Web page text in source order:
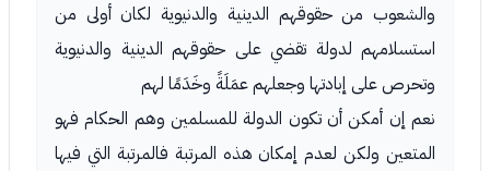
والشعوب من حقوقهم الدينية والدنيوية لكان أولى من
استسلامهم لدولة تقضي على حقوقهم الدينية والدنيوية
وتحرص على إبادتها وجعلهم عمَلَةً وخَدَمًا لهم
نعم إن أمكن أن تكون الدولة للمسلمين وهم الحكام فهو
المتعين ولكن لعدم إمكان هذه المرتبة فالمرتبة التي فيها